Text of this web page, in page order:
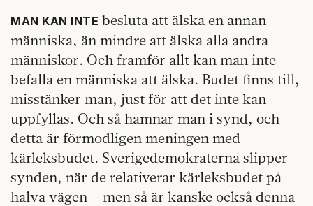
MAN KAN INTE besluta att älska en annan
människa, än mindre att älska alla andra
människor. Och framför allt kan man inte
befalla en människa att älska. Budet finns till,
misstänker man, just för att det inte kan
uppfyllas. Och så hamnar man i synd, och
detta är förmodligen meningen med
kärleksbudet. Sverigedemokraterna slipper
synden, när de relativerar kärleksbudet på
halva vägen – men så är kanske också denna